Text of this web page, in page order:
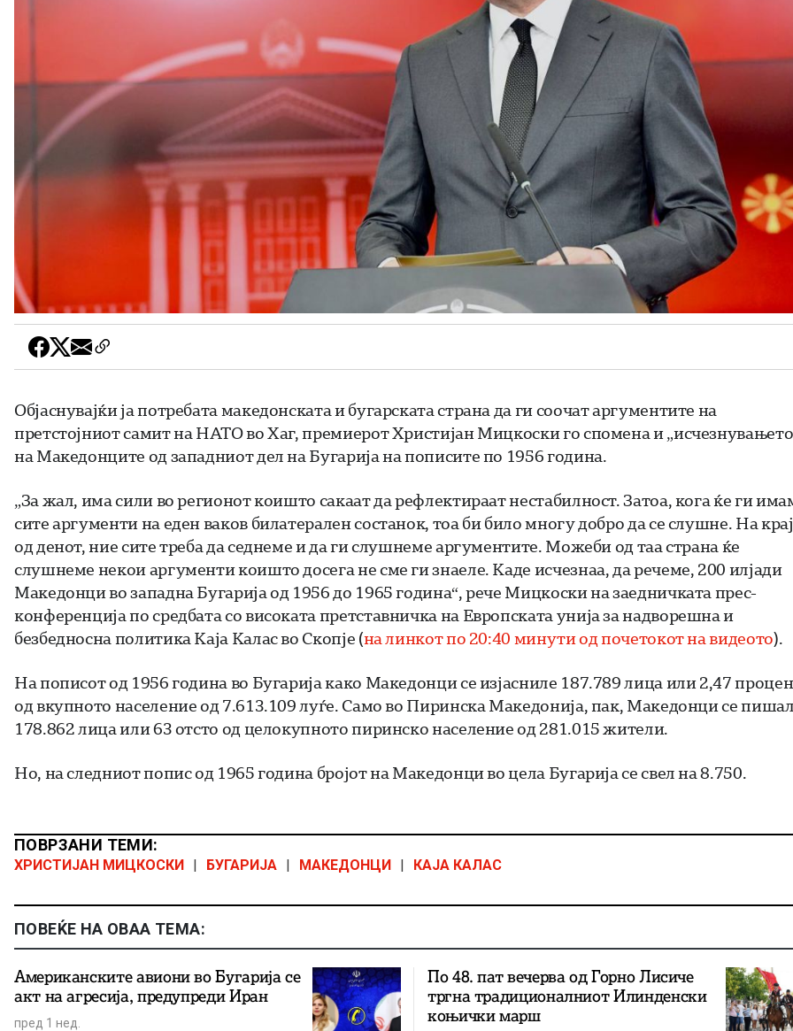
Објаснувајќи ја потребата македонската и бугарската страна да ги соочат аргументите на
претстојниот самит на НАТО во Хаг, премиерот Христијан Мицкоски го спомена и
на Македонците од западниот дел на Бугарија на пописите по 1956 година.
„За жал, има сили во регионот коишто сакаат да рефлектираат нестабилност. Затоа, кога ќе ги
сите аргументи на еден ваков билатерален состанок, тоа би било многу добро да се слушне. На
од денот, ние сите треба да седнеме и да ги слушнеме аргументите. Можеби од таа страна ќе
слушнеме некои аргументи коишто досега не сме ги знаеле. Каде исчезнаа, да речеме, 200 илјади
Македонци во западна Бугарија од 1956 до 1965 година“, рече Мицкоски на заедничката прес-
конференција по средбата со високата претставничка на Европската унија за надворешна и
безбедносна политика Каја Калас во Скопје (на линкот по 20:40 минути од почетокот на видеото).
На пописот од 1956 година во Бугарија како Македонци се изјасниле 187.789 лица или 2,47
од вкупното население од 7.613.109 луѓе. Само во Пиринска Македонија, пак, Македонци се
178.862 лица или 63 отсто од целокупното пиринско население од 281.015 жители.
Но, на следниот попис од 1965 година бројот на Македонци во цела Бугарија се свел на 8.750.
ПОВРЗАНИ ТЕМИ:
ХРИСТИЈАН МИЦКОСКИ | БУГАРИЈА | МАКЕДОНЦИ | КАЈА КАЛАС
ПОВЕЌЕ НА ОВАА ТЕМА:
Американските авиони во Бугарија се
акт на агресија, предупреди Иран
пред 1 нед.
По 48. пат вечерва од Горно Лисиче
тргна традиционалниот Илинденски
коњички марш